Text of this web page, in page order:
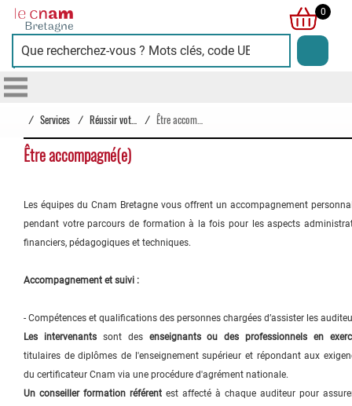
Cnam
Bretagne
0
/ Services / /
Être accompagné(e)
Les équipes du Cnam Bretagne vous offrent un accompagnement
pendant votre parcours de formation à la fois pour les aspects
financiers, pédagogiques et techniques.
Accompagnement et suivi :
- Compétences et qualifications des personnes chargées d’assister les
Les intervenantssont desenseignants ou des professionnels en
titulaires de diplômes de l'enseignement supérieur et répondant aux
du certificateur Cnam via une procédure d'agrément nationale.
Un conseiller formation référent est affecté à chaque auditeur pour